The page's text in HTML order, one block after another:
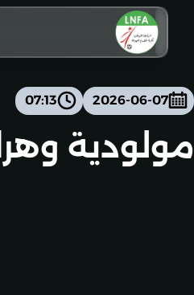
2026-06-07
07:13
مولودية وهران بطل الجزائر